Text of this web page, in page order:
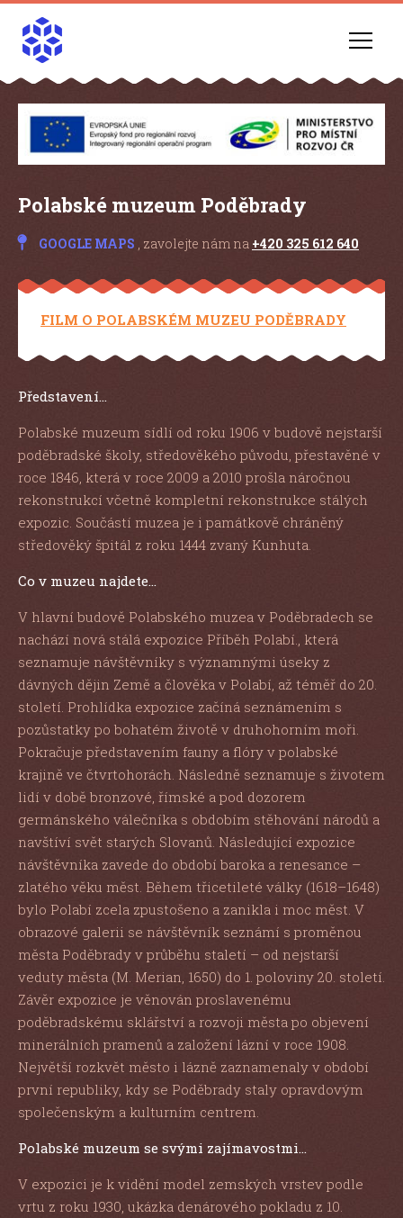
Polabské muzeum Poděbrady
GOOGLE MAPS , zavolejte nám na +420 325 612 640
FILM O POLABSKÉM MUZEU PODĚBRADY
Představení…
Polabské muzeum sídlí od roku 1906 v budově nejstarší
poděbradské školy, středověkého původu, přestavěné v
roce 1846, která v roce 2009 a 2010 prošla náročnou
rekonstrukcí včetně kompletní rekonstrukce stálých
expozic. Součástí muzea je i památkově chráněný
středověký špitál z roku 1444 zvaný Kunhuta.
Co v muzeu najdete…
V hlavní budově Polabského muzea v Poděbradech se
nachází nová stálá expozice Příběh Polabí., která
seznamuje návštěvníky s významnými úseky z
dávných dějin Země a člověka v Polabí, až téměř do 20.
století. Prohlídka expozice začíná seznámením s
pozůstatky po bohatém životě v druhohorním moři.
Pokračuje představením fauny a flóry v polabské
krajině ve čtvrtohorách. Následně seznamuje s životem
lidí v době bronzové, římské a pod dozorem
germánského válečníka s obdobím stěhování národů a
navštíví svět starých Slovanů. Následující expozice
návštěvníka zavede do období baroka a renesance –
zlatého věku měst. Během třicetileté války (1618–1648)
bylo Polabí zcela zpustošeno a zanikla i moc měst. V
obrazové galerii se návštěvník seznámí s proměnou
města Poděbrady v průběhu staletí – od nejstarší
veduty města (M. Merian, 1650) do 1. poloviny 20. století.
Závěr expozice je věnován proslavenému
poděbradskému sklářství a rozvoji města po objevení
minerálních pramenů a založení lázní v roce 1908.
Největší rozkvět město i lázně zaznamenaly v období
první republiky, kdy se Poděbrady staly opravdovým
společenským a kulturním centrem.
Polabské muzeum se svými zajímavostmi…
V expozici je k vidění model zemských vrstev podle
vrtu z roku 1930, ukázka denárového pokladu z 10.